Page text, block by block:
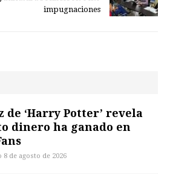
impugnaciones
de ‘Harry Potter’ revela
dinero ha ganado en
8 de agosto de 2026